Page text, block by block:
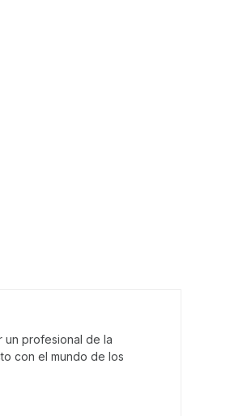
un profesional de la
con el mundo de los